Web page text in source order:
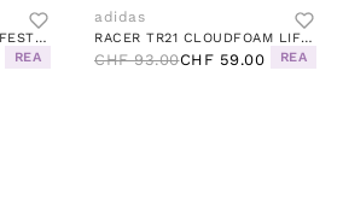
OZELLE CLOUDFOAM LIFESTYLE RUNNING SHOES MAGIC BEIGE / MAGIC BEIGE / SAND STRATA
REA
adidas
RACER TR21 CLOUDFOAM LIFESTYLE RUNNING SHOES GREEN OXIDE / CLOUD WHITE / SCREAMING ORANGE
CHF 93.00CHF 59.00 REA